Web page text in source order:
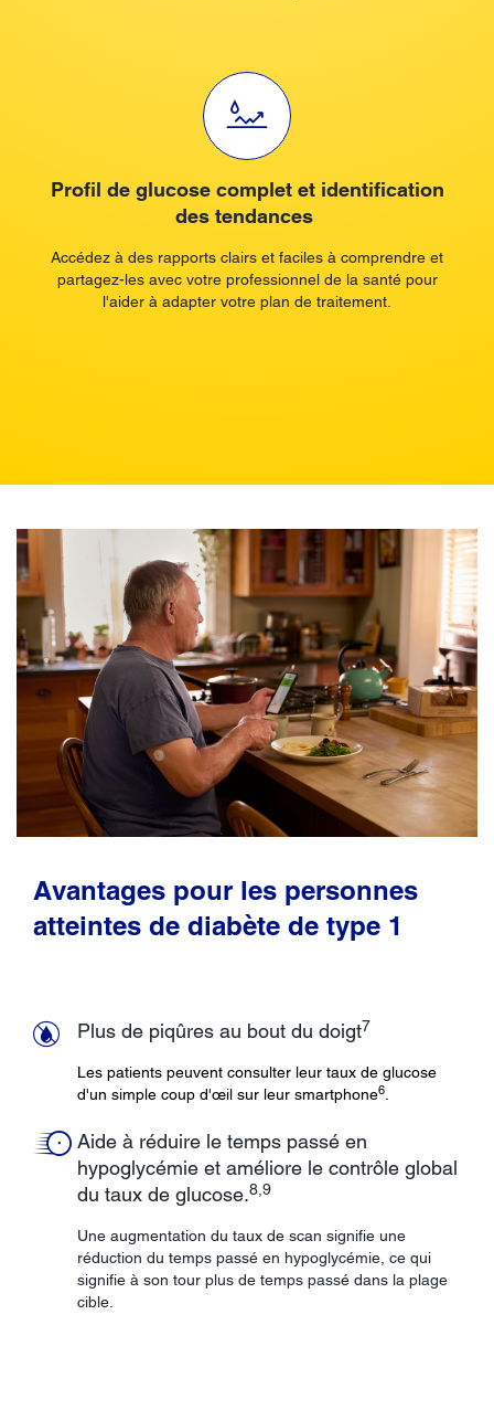
Profil de glucose complet et identification
des tendances
Accédez à des rapports clairs et faciles à comprendre et
partagez-les avec votre professionnel de la santé pour
l'aider à adapter votre plan de traitement.
Avantages pour les personnes
atteintes de diabète de type 1
Plus de piqûres au bout du doigt7
Les patients peuvent consulter leur taux de glucose
d'un simple coup d'œil sur leur smartphone6.
Aide à réduire le temps passé en
hypoglycémie et améliore le contrôle global
du taux de glucose.8,9
Une augmentation du taux de scan signifie une
réduction du temps passé en hypoglycémie, ce qui
signifie à son tour plus de temps passé dans la plage
cible.